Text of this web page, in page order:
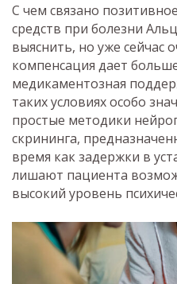
С чем связано
средств при болезни
выяснить, но уже сейчас
компенсация дает
медикаментозная
таких условиях особо
простые методики
скрининга,
время как задержки в
лишают пациента
высокий уровень